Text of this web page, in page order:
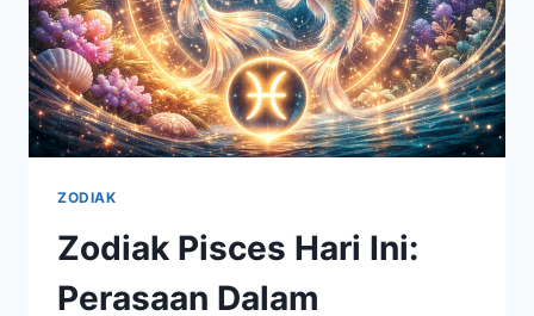
DALAM
HUBUNGAN
ZODIAK
Zodiak Pisces Hari Ini:
Perasaan Dalam